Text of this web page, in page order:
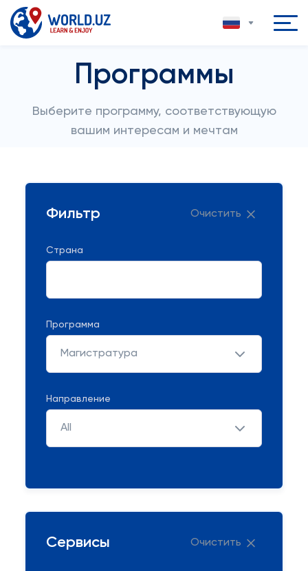
Программы
Выберите программу, соответствующую
вашим интересам и мечтам
Фильтр Очистить
Страна
Программа
Магистратура
Направление
All
Сервисы Очистить